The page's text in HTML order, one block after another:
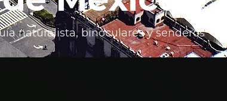
naturalista, binoculares y senderos